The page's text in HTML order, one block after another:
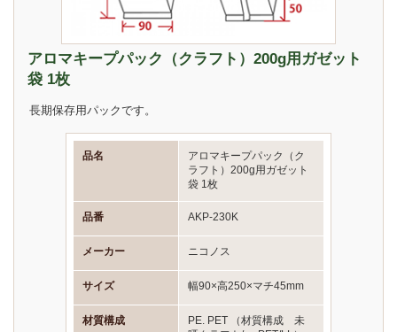
アロマキープパック（クラフト）200g用ガゼット
袋 1枚
長期保存用パックです。
品名
アロマキープパック（ク
ラフト）200g用ガゼット
袋 1枚
品番 AKP-230K
メーカー ニコノス
サイズ 幅90×高250×マチ45mm
材質構成
PE. PET （材質構成 未